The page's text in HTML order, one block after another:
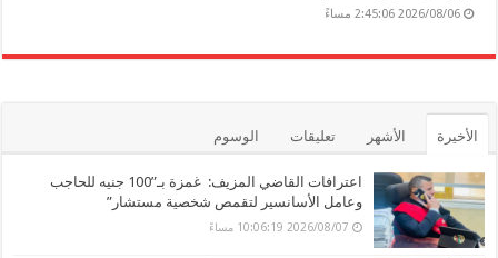
2026/08/06 2:45:06 مساءً
الأخيرة الأشهر تعليقات الوسوم
اعترافات القاضي المزيف: غمزة بـ”100 جنيه للحاجب
وعامل الأسانسير لتقمص شخصية مستشار”
2026/08/07 10:06:19 مساءً